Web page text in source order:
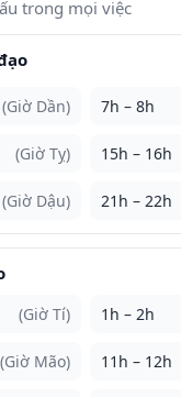
trong mọi việc
(Giờ Dần) 7h – 8h
(Giờ Tỵ) 15h – 16h
(Giờ Dậu) 21h – 22h
(Giờ Tí) 1h – 2h
(Giờ Mão) 11h – 12h